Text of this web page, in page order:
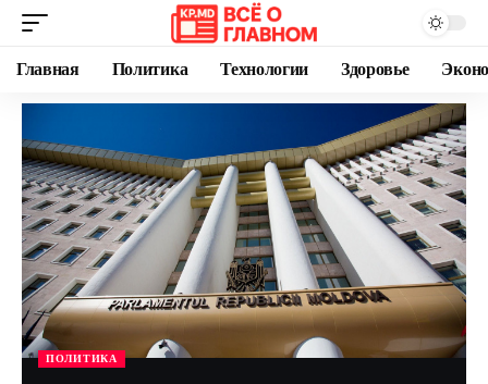
Главная Политика Технологии Здоровье
ПОЛИТИКА